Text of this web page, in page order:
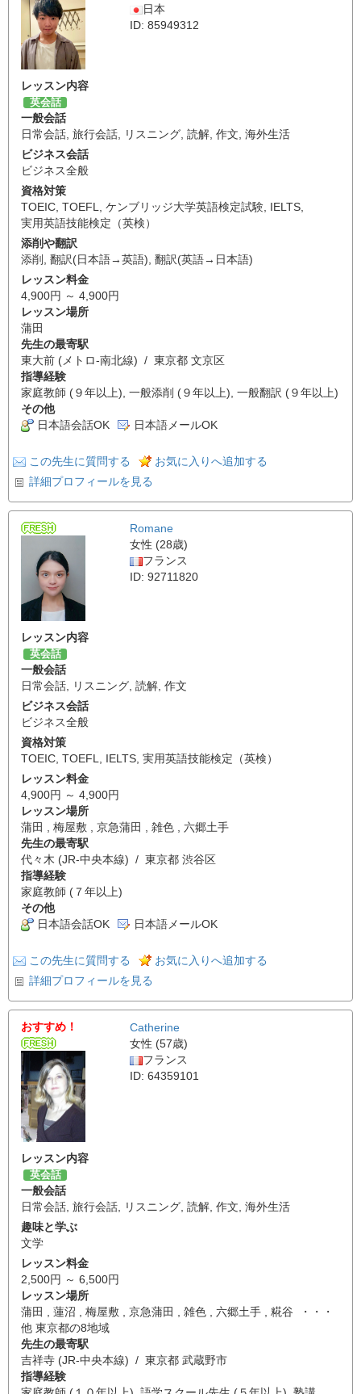
日本
ID: 85949312
レッスン内容
英会話
一般会話
日常会話 旅行会話 リスニング 読解 作文 海外生活
ビジネス会話
ビジネス全般
資格対策
TOEIC TOEFL ケンブリッジ大学英語検定試験 IELTS
実用英語技能検定（英検）
添削や翻訳
添削
翻訳(日本語→英語) 翻訳(英語→日本語)
レッスン料金
4,900円 ～ 4,900円
レッスン場所
蒲田
先生の最寄駅
東大前 (メトロ-南北線) / 東京都 文京区
指導経験
家庭教師 (９年以上), 一般添削 (９年以上), 一般翻訳 (９年以上)
その他
日本語会話OK
日本語メールOK
この先生に質問する
お気に入りへ追加する
詳細プロフィールを見る
Romane
女性 (28歳)
フランス
ID: 92711820
レッスン内容
英会話
一般会話
日常会話
リスニング 読解 作文
ビジネス会話
ビジネス全般
資格対策
TOEIC TOEFL IELTS 実用英語技能検定（英検）
レッスン料金
4,900円 ～ 4,900円
レッスン場所
蒲田 , 梅屋敷 , 京急蒲田 , 雑色 , 六郷土手
先生の最寄駅
代々木 (JR-中央本線) / 東京都 渋谷区
指導経験
家庭教師 (７年以上)
その他
日本語会話OK
日本語メールOK
この先生に質問する
お気に入りへ追加する
詳細プロフィールを見る
おすすめ！
Catherine
女性 (57歳)
フランス
ID: 64359101
レッスン内容
英会話
一般会話
日常会話 旅行会話 リスニング 読解 作文 海外生活
趣味と学ぶ
文学
レッスン料金
2,500円 ～ 6,500円
レッスン場所
蒲田 , 蓮沼 , 梅屋敷 , 京急蒲田 , 雑色 , 六郷土手 , 糀谷 ・・・
他 東京都の8地域
先生の最寄駅
吉祥寺 (JR-中央本線) / 東京都 武蔵野市
指導経験